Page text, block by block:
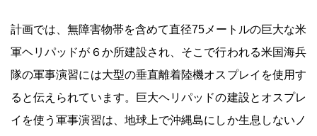
計画では、無障害物帯を含めて直径75メートルの巨大な米
軍ヘリパッドが６か所建設され、そこで行われる米国海兵
隊の軍事演習には大型の垂直離着陸機オスプレイを使用す
ると伝えられています。巨大ヘリパッドの建設とオスプレ
イを使う軍事演習は、地球上で沖縄島にしか生息しないノ